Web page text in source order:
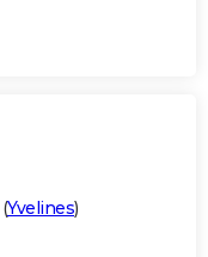
(Yvelines)